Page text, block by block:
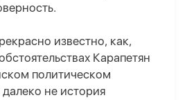
известно, как,
Карапетян
политическом
далеко не история